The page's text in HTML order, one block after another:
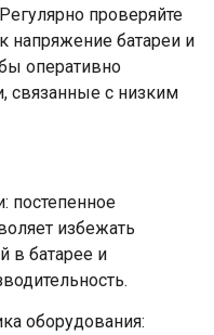
проверяйте
напряжение батареи и
оперативно
связанные с низким
постепенное
избежать
в батарее и
оборудования: